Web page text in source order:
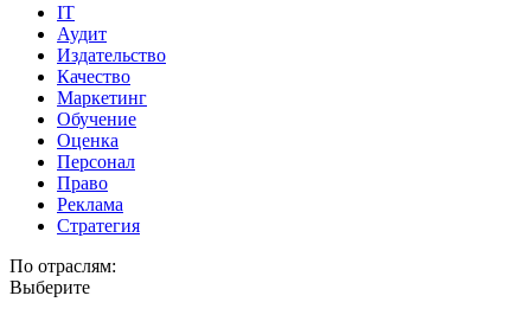
IT
Аудит
Издательство
Качество
Маркетинг
Обучение
Оценка
Персонал
Право
Реклама
Стратегия
По отраслям:
Выберите